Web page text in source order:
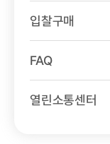
입찰구매
FAQ
열린소통센터